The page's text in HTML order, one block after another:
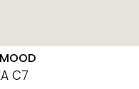
C7